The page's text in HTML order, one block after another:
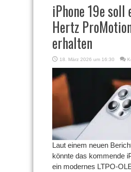
iPhone 19e soll
Hertz
erhalten
18. März 2026 um 16:30
Laut einem neuen
könnte das kommende
ein modernes LTPO-